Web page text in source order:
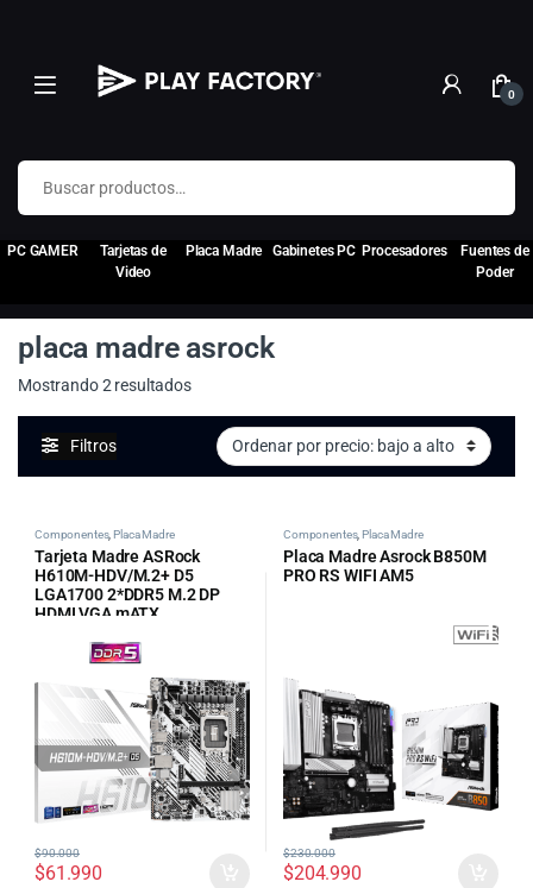
0
Buscar por:
PC GAMER
Tarjetas de
Video
Placa Madre Gabinetes PC Procesadores
Fuentes de
Poder
placa madre asrock
Mostrando 2 resultadosOrdenado por precio: bajo a alto
Filtros
Componentes,Placa Madre
Tarjeta Madre ASRock
H610M-HDV/M.2+ D5
LGA1700 2*DDR5 M.2 DP
HDMI VGA mATX
$61.990
$90.000
Componentes,Placa Madre
Placa Madre Asrock B850M
PRO RS WIFI AM5
$204.990
$230.000